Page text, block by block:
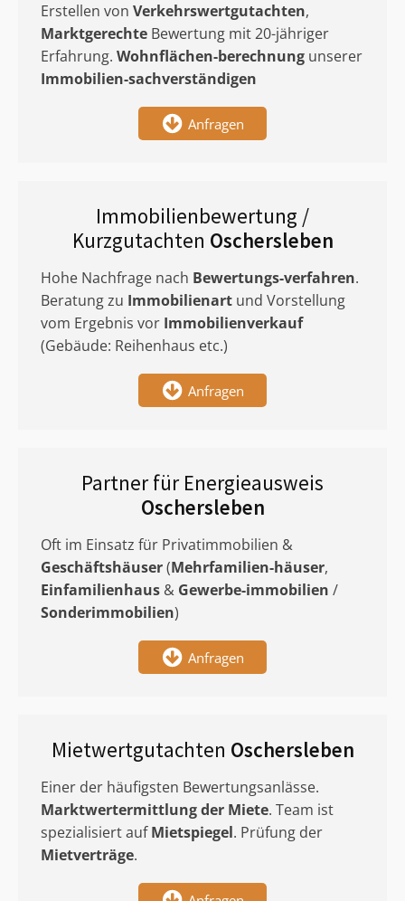
Erstellen von Verkehrswertgutachten,
Marktgerechte Bewertung mit 20-jähriger
Erfahrung. Wohnflächen-berechnung unserer
Immobilien-sachverständigen
Anfragen
Immobilienbewertung /
Kurzgutachten Oschersleben
Hohe Nachfrage nach Bewertungs-verfahren.
Beratung zu Immobilienart und Vorstellung
vom Ergebnis vor Immobilienverkauf
(Gebäude: Reihenhaus etc.)
Anfragen
Partner für Energieausweis
Oschersleben
Oft im Einsatz für Privatimmobilien &
Geschäftshäuser(Mehrfamilien-häuser,
Einfamilienhaus & Gewerbe-immobilien /
Sonderimmobilien)
Anfragen
Mietwertgutachten Oschersleben
Einer der häufigsten Bewertungsanlässe.
Marktwertermittlungder Miete. Team ist
spezialisiert aufMietspiegel. Prüfung der
Mietverträge.